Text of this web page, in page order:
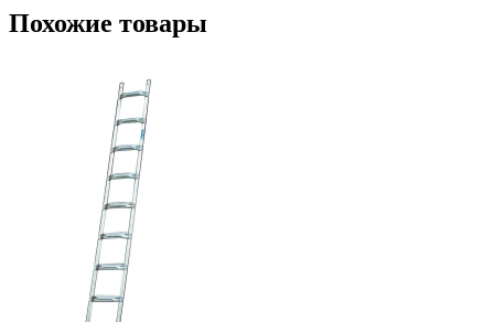
Похожие товары